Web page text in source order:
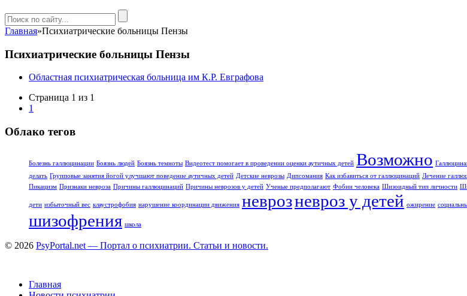
Главная»Психиатрические больницы Пензы
Психиатрические больницы Пензы
Областная психиатрическая больница им К.Р. Евграфова
Страница 1 из 1
1
Облако тегов
Болезнь галлюцинации Боязнь людей Боязнь темноты Видеотест помогает в проведении оценки аутичных детей Возможно
делать Групповые занятия йогой улучшают поведение аутичных детей Детские неврозы Дипсомания Как избавиться от галлюцинаций Лечение
Пикацизм Признаки невроза Причины галлюцинаций Причины неврозов у детей Ученые предполагают Фобии человека Шизоидный тип личности
дети избыточный вес клаустрофобия нарушение координации движения неврозневроз у детей ожирение
шизофрения школа
© 2026 PsyPortal.net — Портал о психиатрии. Статьи и новости.
Главная